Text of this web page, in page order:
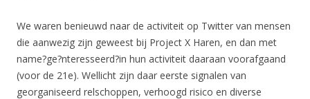
We waren benieuwd naar de activiteit op Twitter van mensen
die aanwezig zijn geweest bij Project X Haren, en dan met
name?ge?nteresseerd?in hun activiteit daaraan voorafgaand
(voor de 21e). Wellicht zijn daar eerste signalen van
georganiseerd relschoppen, verhoogd risico en diverse